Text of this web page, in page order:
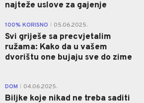
najteže uslove za gajenje
100% KORISNO 05.06.2025.
Svi griješe sa precvjetalim
ružama: Kako da u vašem
dvorištu one bujaju sve do zime
DOM 04.06.2025.
Biljke koje nikad ne treba saditi